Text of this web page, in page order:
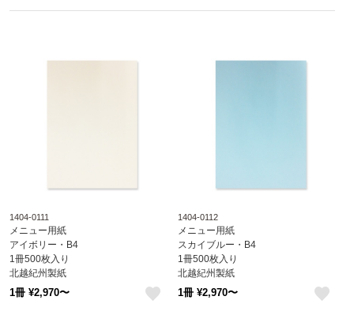
1404-0111
メニュー用紙
アイボリー・B4
1冊500枚入り
北越紀州製紙
Newファインカラー
1冊 ¥2,970〜
1404-0112
メニュー用紙
スカイブルー・B4
1冊500枚入り
北越紀州製紙
Newファインカラー
1冊 ¥2,970〜